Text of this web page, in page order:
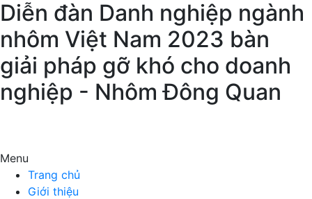
Diễn đàn Danh nghiệp ngành
nhôm Việt Nam 2023 bàn
giải pháp gỡ khó cho doanh
nghiệp - Nhôm Đông Quan
Menu
Trang chủ
Giới thiệu